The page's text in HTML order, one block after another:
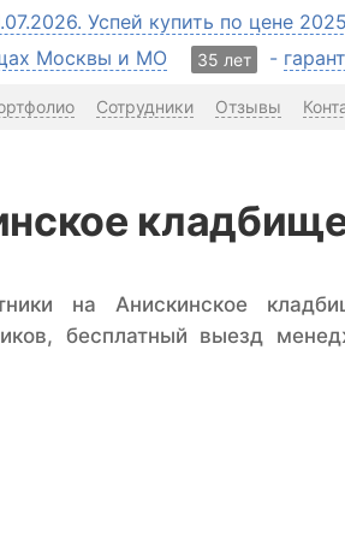
Успей купить по цене
Москвы и МО 35 лет -
Сотрудники Отзывы
на Анискинское
бесплатный выезд